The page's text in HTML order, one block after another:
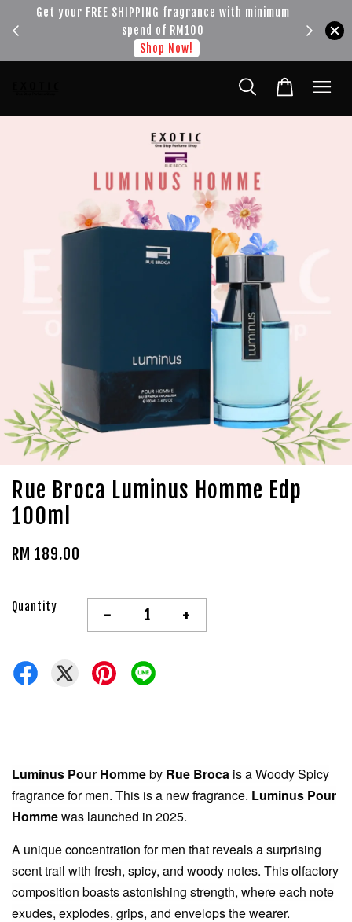
Get your FREE SHIPPING fragrance with minimum
spend of RM100
Shop Now!
Rue Broca Luminus Homme Edp
100ml
RM 189.00
Quantity - +
Luminus Pour Hommeby Rue Broca is a Woody Spicy
fragrance for men. This is a new fragrance. Luminus Pour
Hommewas launched in 2025.
A unique concentration for men that reveals a surprising
scent trail with fresh, spicy, and woody notes. This olfactory
composition boasts astonishing strength, where each note
exudes, explodes, grips, and envelops the wearer.